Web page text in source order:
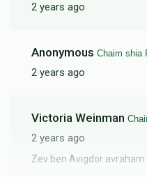
2 years ago
Anonymous Chaim shia
2 years ago
Victoria Weinman
2 years ago
Zev ben Avigdor avraham